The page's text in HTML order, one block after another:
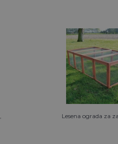
Lesena ograda za